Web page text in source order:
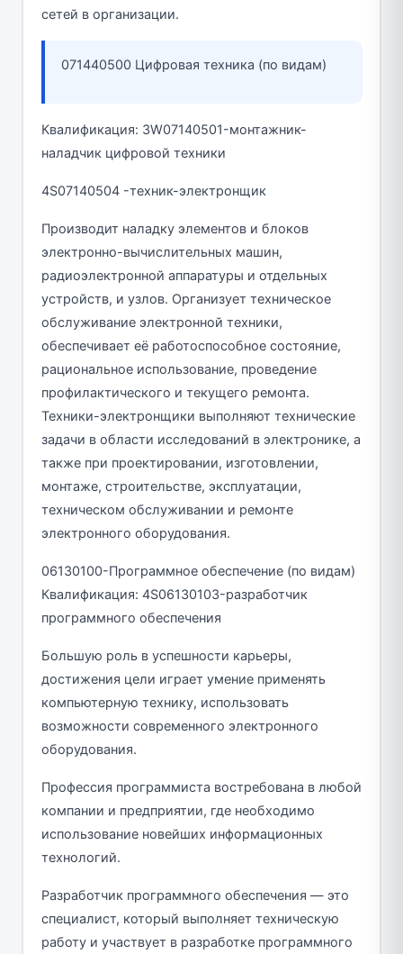
сетей в организации.
071440500 Цифровая техника (по видам)
Квалификация: 3W07140501-монтажник-
наладчик цифровой техники
4S07140504 -техник-электронщик
Производит наладку элементов и блоков
электронно-вычислительных машин,
радиоэлектронной аппаратуры и отдельных
устройств, и узлов. Организует техническое
обслуживание электронной техники,
обеспечивает её работоспособное состояние,
рациональное использование, проведение
профилактического и текущего ремонта.
Техники-электронщики выполняют технические
задачи в области исследований в электронике, а
также при проектировании, изготовлении,
монтаже, строительстве, эксплуатации,
техническом обслуживании и ремонте
электронного оборудования.
06130100-Программное обеспечение (по видам)
Квалификация: 4S06130103-разработчик
программного обеспечения
Большую роль в успешности карьеры,
достижения цели играет умение применять
компьютерную технику, использовать
возможности современного электронного
оборудования.
Профессия программиста востребована в любой
компании и предприятии, где необходимо
использование новейших информационных
технологий.
Разработчик программного обеспечения — это
специалист, который выполняет техническую
работу и участвует в разработке программного